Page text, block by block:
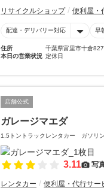
リサイクルショップ 便利屋・
配達・デリバリー対応 早
住所
千葉県富里市十倉
本日の営業状況 定休日
店舗公式
ガレージマエダ
1.5トントラックレンタカー ガソ
3.11 写
レンタカー 便利屋・代行サー